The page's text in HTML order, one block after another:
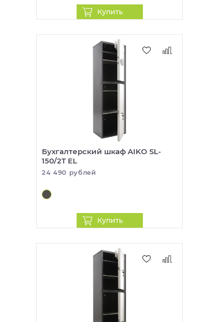
Купить
Бухгалтерский шкаф AIKO SL-
150/2Т EL
24 490 рублей
Купить